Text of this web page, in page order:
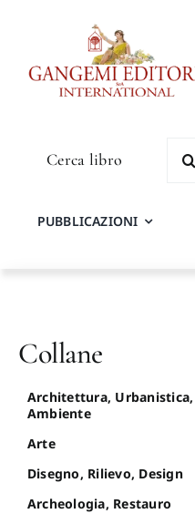
Cerca libro
per:
PUBBLICAZIONI
Collane
Architettura, Urbanistica,
Ambiente
Arte
Disegno, Rilievo, Design
Archeologia, Restauro